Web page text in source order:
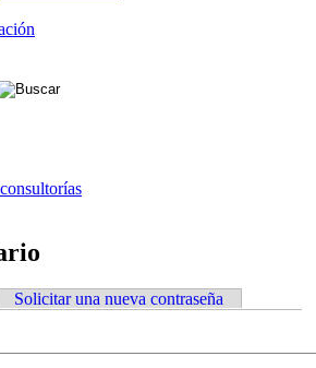
activa)
Solicitar una nueva contraseña